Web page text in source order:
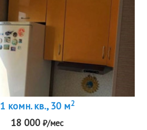
1 комн. кв., 30 м2
18 000 ₽/мес